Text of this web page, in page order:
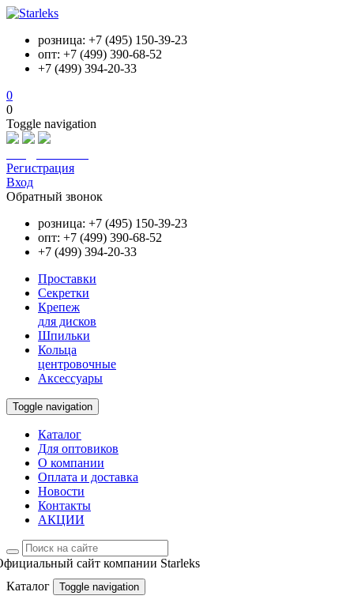
розница: +7 (495) 150-39-23
опт: +7 (499) 390-68-52
+7 (499) 394-20-33
0
0
Toggle navigation
Регистрация
Вход
Обратный звонок
розница: +7 (495) 150-39-23
опт: +7 (499) 390-68-52
+7 (499) 394-20-33
Проставки
Секретки
Крепеж
для дисков
Шпильки
Кольца
центровочные
Аксессуары
Toggle navigation
Каталог
Для оптовиков
О компании
Оплата и доставка
Новости
Контакты
АКЦИИ
сайт компании Starleks
Каталог
Toggle navigation